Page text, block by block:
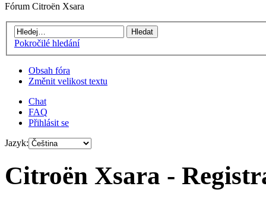
Fórum Citroën Xsara
Pokročilé hledání
Obsah fóra
Změnit velikost textu
Chat
FAQ
Přihlásit se
Jazyk:
Citroën Xsara -